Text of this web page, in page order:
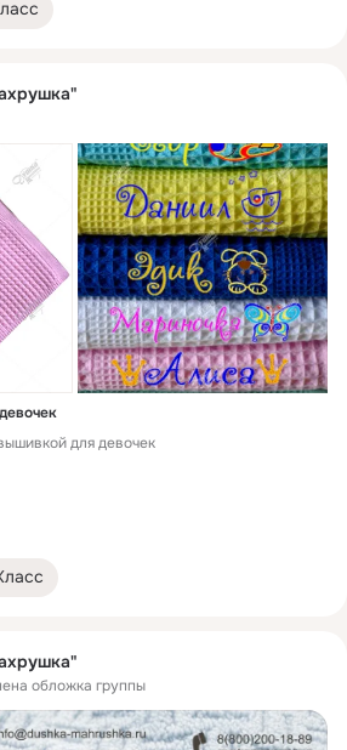
для девочек
обложка группы